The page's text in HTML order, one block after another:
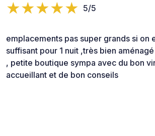
5/5
emplacements pas super grands si on
suffisant pour 1 nuit ,très bien
, petite boutique sympa avec du bon
accueillant et de bon conseils